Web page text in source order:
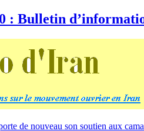
: Bulletin
de nouveau son soutien aux